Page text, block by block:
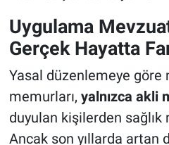
Uygulama
Gerçek Hayatta
Yasal düzenlemeye göre
memurları, yalnızca akli
duyulan kişilerden
Ancak son yıllarda artan